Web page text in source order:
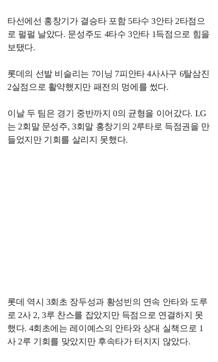
타선에선 홍창기가 결승타 포함 5타수 3안타 2타점으
로 펄펄 날았다. 문성주도 4타수 3안타 1득점으로 힘을
보탰다.
롯데의 선발 비슬리는 7이닝 7피안타 4사사구 6탈삼진
2실점으로 활약했지만 패전의 멍에를 썼다.
이날 두 팀은 경기 중반까지 0의 균형을 이어갔다. LG
는 2회말 문성주, 3회말 홍창기의 2루타로 득점권을 만
들었지만 기회를 살리지 못했다.
롯데 역시 3회초 장두성과 황성빈의 연속 안타와 도루
로 2사 2, 3루 찬스를 잡았지만 득점으로 연결하지 못
했다. 4회초에는 레이예스의 안타와 상대 실책으로 1
사 2루 기회를 맞았지만 후속타가 터지지 않았다.